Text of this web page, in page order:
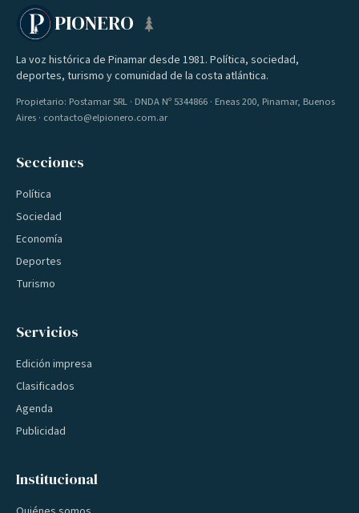
PIONERO
La voz histórica de Pinamar desde 1981. Política, sociedad,
deportes, turismo y comunidad de la costa atlántica.
Propietario: Postamar SRL · DNDA Nº 5344866 · Eneas 200, Pinamar, Buenos
Aires · contacto@elpionero.com.ar
Secciones
Política
Sociedad
Economía
Deportes
Turismo
Servicios
Edición impresa
Clasificados
Agenda
Publicidad
Institucional